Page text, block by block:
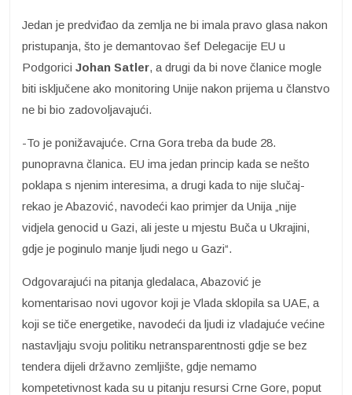
Jedan je predviđao da zemlja ne bi imala pravo glasa nakon
pristupanja, što je demantovao šef Delegacije EU u
Podgorici Johan Satler, a drugi da bi nove članice mogle
biti isključene ako monitoring Unije nakon prijema u članstvo
ne bi bio zadovoljavajući.
-To je ponižavajuće. Crna Gora treba da bude 28.
punopravna članica. EU ima jedan princip kada se nešto
poklapa s njenim interesima, a drugi kada to nije slučaj-
rekao je Abazović, navodeći kao primjer da Unija „nije
vidjela genocid u Gazi, ali jeste u mjestu Buča u Ukrajini,
gdje je poginulo manje ljudi nego u Gazi“.
Odgovarajući na pitanja gledalaca, Abazović je
komentarisao novi ugovor koji je Vlada sklopila sa UAE, a
koji se tiče energetike, navodeći da ljudi iz vladajuće većine
nastavljaju svoju politiku netransparentnosti gdje se bez
tendera dijeli državno zemljište, gdje nemamo
kompetetivnost kada su u pitanju resursi Crne Gore, poput